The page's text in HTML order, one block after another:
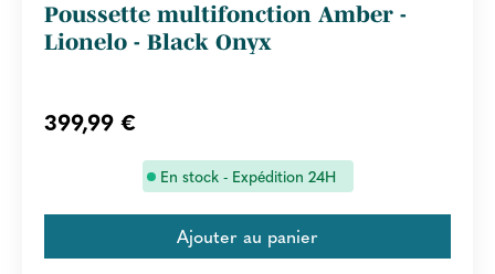
Poussette multifonction Amber -
Lionelo - Black Onyx
399,99 €
En stock - Expédition 24H